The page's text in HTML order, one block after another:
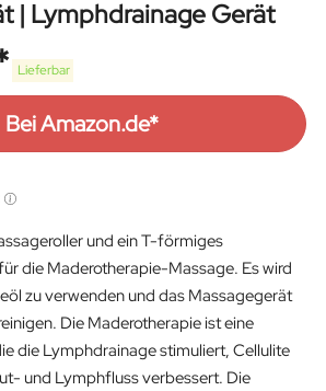
| Lymphdrainage Gerät
Lieferbar
Bei Amazon.de*
und ein T-förmiges
die Maderotherapie-Massage. Es wird
zu verwenden und das Massagegerät
Die Maderotherapie ist eine
die Lymphdrainage stimuliert, Cellulite
und Lymphfluss verbessert. Die